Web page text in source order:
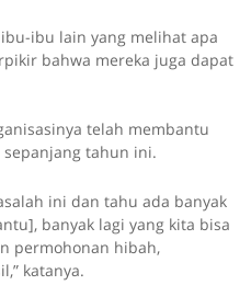
ibu lain yang melihat apa
bahwa mereka juga dapat
telah membantu
tahun ini.
ini dan tahu ada banyak
banyak lagi yang kita bisa
permohonan hibah,
katanya.